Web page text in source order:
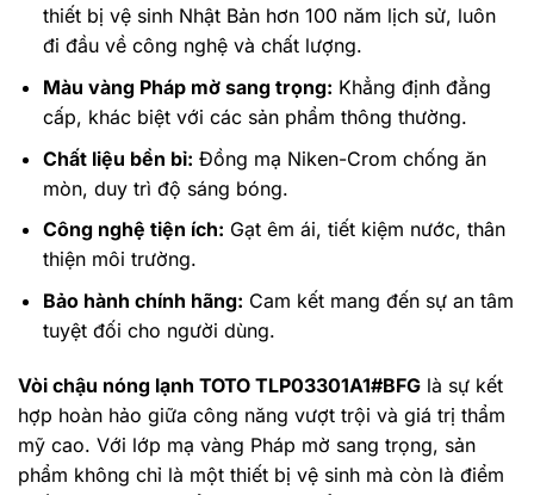
thiết bị vệ sinh Nhật Bản hơn 100 năm lịch sử, luôn
đi đầu về công nghệ và chất lượng.
Màu vàng Pháp mờ sang trọng: Khẳng định đẳng
cấp, khác biệt với các sản phẩm thông thường.
Chất liệu bền bỉ: Đồng mạ Niken-Crom chống ăn
mòn, duy trì độ sáng bóng.
Công nghệ tiện ích: Gạt êm ái, tiết kiệm nước, thân
thiện môi trường.
Bảo hành chính hãng: Cam kết mang đến sự an tâm
tuyệt đối cho người dùng.
Vòi chậu nóng lạnh TOTO TLP03301A1#BFG là sự kết
hợp hoàn hảo giữa công năng vượt trội và giá trị thẩm
mỹ cao. Với lớp mạ vàng Pháp mờ sang trọng, sản
phẩm không chỉ là một thiết bị vệ sinh mà còn là điểm